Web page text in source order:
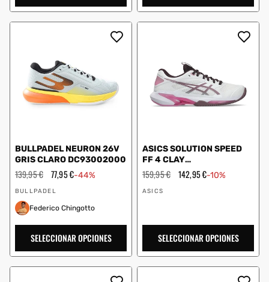
BULLPADEL NEURON 26V
GRIS CLARO DC93002000
Precio
habitual
139,95 € Precio
de
oferta
77,95 €-44%
Proveedor:
BULLPADEL
Federico Chingotto
SELECCIONAR OPCIONES
ASICS SOLUTION SPEED
FF 4 CLAY
BLANCO/MALVA MUJER
1042A305
Precio
habitual
159,95 € Precio
142,95 €-10%
Proveedor:
ASICS
SELECCIONAR OPCIONES